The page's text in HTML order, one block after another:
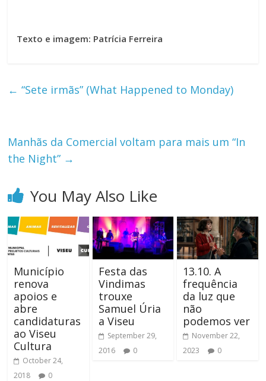
Texto e imagem: Patrícia Ferreira
← “Sete irmãs” (What Happened to Monday)
Manhãs da Comercial voltam para mais um “In
the Night” →
You May Also Like
Município
renova
apoios e
abre
candidaturas
ao Viseu
Cultura
October 24,
2018
0
Festa das
Vindimas
trouxe
Samuel Úria
a Viseu
September 29,
2016
0
13.10. A
frequência
da luz que
não
podemos ver
November 22,
2023
0